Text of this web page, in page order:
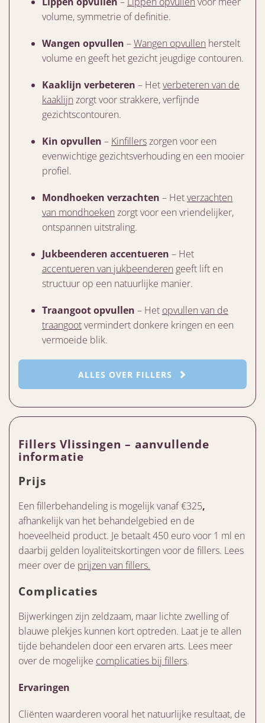
volume, symmetrie of definitie.
Wangen opvullen –Wangen opvullen herstelt
volume en geeft het gezicht jeugdige contouren.
Kaaklijn verbeteren – Hetverbeteren van de
kaaklijn zorgt voor strakkere, verfijnde
gezichtscontouren.
Kin opvullen – Kinfillerszorgen voor een
evenwichtige gezichtsverhouding en een mooier
profiel.
Mondhoeken verzachten – Hetverzachten
van mondhoeken zorgt voor een vriendelijker,
ontspannen uitstraling.
Jukbeenderen accentueren – Het
accentueren van jukbeenderen geeft lift en
structuur op een natuurlijke manier.
Traangoot opvullen – Het opvullen van de
traangootvermindert donkere kringen en een
vermoeide blik.
ALLES OVER FILLERS
Fillers Vlissingen – aanvullende
informatie
Prijs
Een fillerbehandeling is mogelijk vanaf €325,
afhankelijk van het behandelgebied en de
hoeveelheid product. Je betaalt 450 euro voor 1 ml en
daarbij gelden loyaliteitskortingen voor de fillers. Lees
meer over de prijzen van fillers.
Complicaties
Bijwerkingen zijn zeldzaam, maar lichte zwelling of
blauwe plekjes kunnen kort optreden. Laat je te allen
tijde behandelen door een ervaren arts. Lees meer
over de mogelijke complicaties bij fillers.
Ervaringen
Cliënten waarderen vooral het natuurlijke resultaat, de